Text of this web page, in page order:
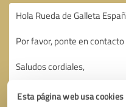
Esta página web usa cookies